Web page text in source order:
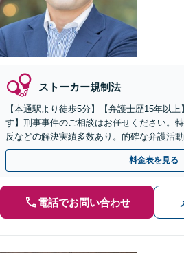
ストーカー規制法
【本通駅より徒歩5分】【弁護士歴15年以
す】刑事事件のご相談はお任せください。
反などの解決実績多数あり。的確な弁護活
との示談交渉もお任せください【土日・祝
料金表を見る
電話でお問い合わせ